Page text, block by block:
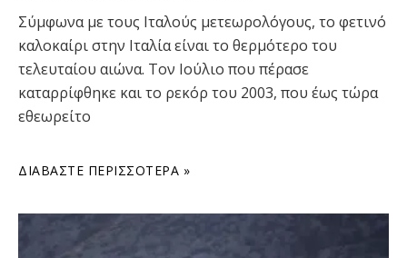
Σύμφωνα με τους Ιταλούς μετεωρολόγους, το φετινό
καλοκαίρι στην Ιταλία είναι το θερμότερο του
τελευταίου αιώνα. Τον Ιούλιο που πέρασε
καταρρίφθηκε και το ρεκόρ του 2003, που έως τώρα
εθεωρείτο
ΔΙΑΒΆΣΤΕ ΠΕΡΙΣΣΌΤΕΡΑ »